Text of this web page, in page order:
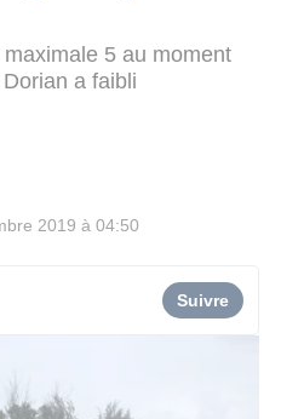
5 au moment
a faibli
2019 à 04:50
Suivre